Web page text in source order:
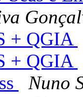
+ QGIA
+ QGIA
Nuno